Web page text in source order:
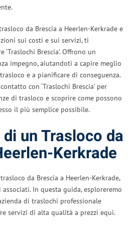
da Brescia a Heerlen-Kerkrade e
sui costi e sui servizi, ti
Brescia’. Offrono un
impegno, aiutandoti a capire meglio
e a pianificare di conseguenza.
con ‘Traslochi Brescia’ per
di trasloco e scoprire come possono
il più semplice possibile.
un Trasloco da
Kerkrade
da Brescia a Heerlen-Kerkrade,
In questa guida, esploreremo
di traslochi professionale
servizi di alta qualità a prezzi equi.